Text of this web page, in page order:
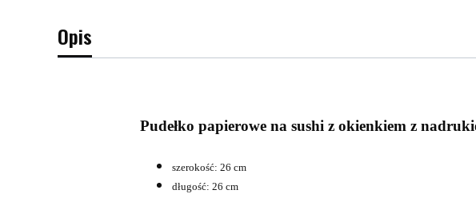
Opis
Pudełko papierowe na sushi z okienkiem z
szerokość: 26 cm
długość: 26 cm